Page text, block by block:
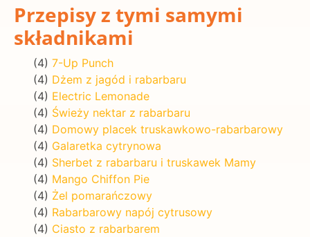
Przepisy z tymi samymi
składnikami
(4) 7-Up Punch
(4) Dżem z jagód i rabarbaru
(4) Electric Lemonade
(4) Świeży nektar z rabarbaru
(4) Domowy placek truskawkowo-rabarbarowy
(4) Galaretka cytrynowa
(4) Sherbet z rabarbaru i truskawek Mamy
(4) Mango Chiffon Pie
(4) Żel pomarańczowy
(4) Rabarbarowy napój cytrusowy
(4) Ciasto z rabarbarem